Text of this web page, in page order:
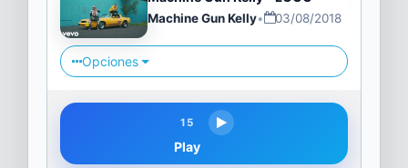
Machine Gun Kelly• 03/08/2018
Opciones
15
Play